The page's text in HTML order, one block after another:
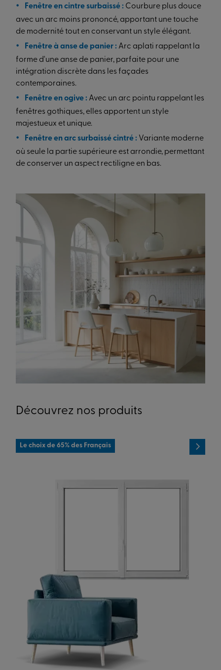
Fenêtre en cintre surbaissé : Courbure plus douce
avec un arc moins prononcé, apportant une touche
de modernité tout en conservant un style élégant.
Fenêtre à anse de panier : Arc aplati rappelant la
forme d'une anse de panier, parfaite pour une
intégration discrète dans les façades
contemporaines.
Fenêtre en ogive : Avec un arc pointu rappelant les
fenêtres gothiques, elles apportent un style
majestueux et unique.
Fenêtre en arc surbaissé cintré : Variante moderne
où seule la partie supérieure est arrondie, permettant
de conserver un aspect rectiligne en bas.
Découvrez nos produits
Le choix de 65% des Français